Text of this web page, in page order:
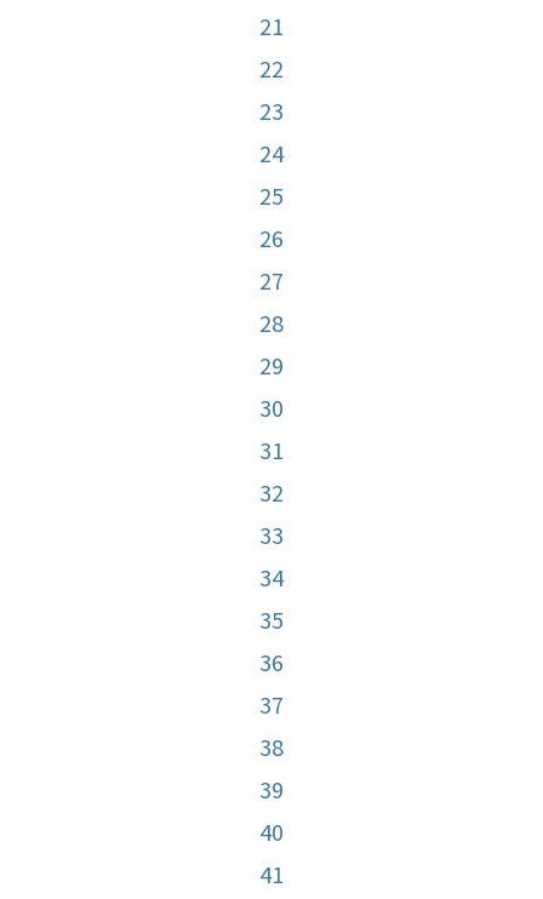
21
22
23
24
25
26
27
28
29
30
31
32
33
34
35
36
37
38
39
40
41